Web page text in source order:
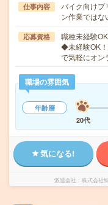
仕事内容
バイク向けプ
ン作業では
応募資格
職種未経験
◆未経験OK
で気軽にオ
職場の雰囲気
年齢層
20代
気になる!
派遣会社 株式会社